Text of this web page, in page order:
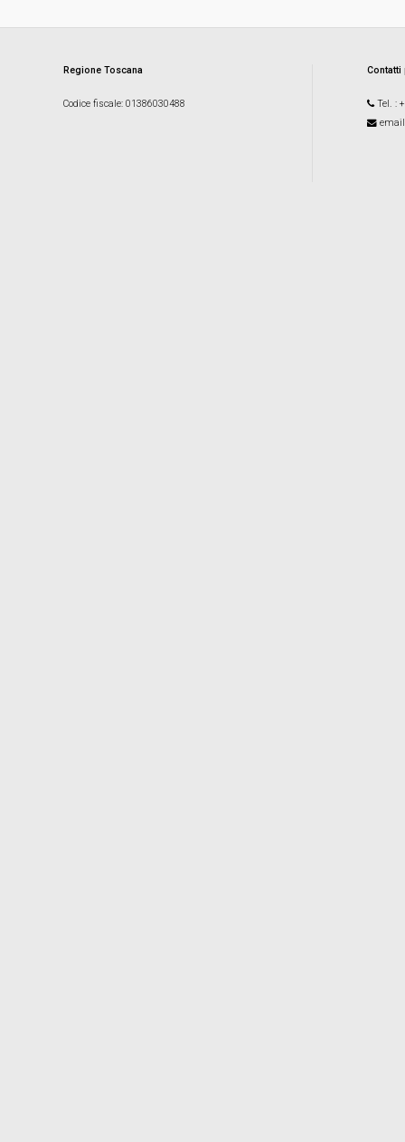
Regione Toscana
Codice fiscale: 01386030488 Tel. :
email